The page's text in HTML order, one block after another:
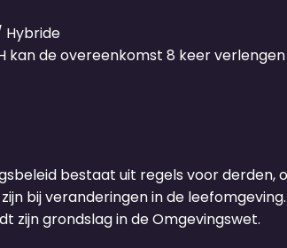
Hybride
kan de overeenkomst 8 keer
bestaat uit regels voor
bij veranderingen in de
zijn grondslag in de Omgevingswet.